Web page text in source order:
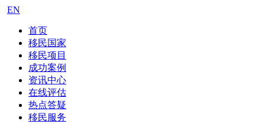
EN
首页
移民国家
移民项目
成功案例
资讯中心
在线评估
热点答疑
移民服务